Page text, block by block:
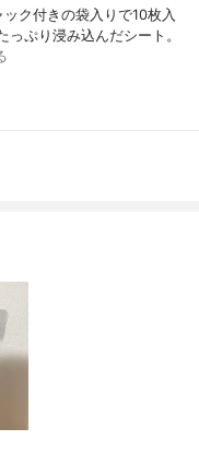
ク付きの袋入りで10枚入
ぷり浸み込んだシート。